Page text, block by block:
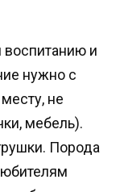
и
нужно с
не
мебель).
Порода